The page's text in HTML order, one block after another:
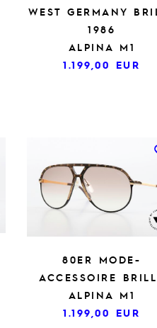
WEST GERMANY
1986
ALPINA M1
1.199,00 EUR
80ER MODE-
ACCESSOIRE
ALPINA M1
1.199,00 EUR